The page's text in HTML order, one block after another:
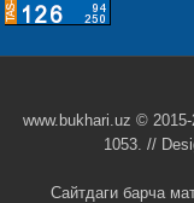
www.bukhari.uz ©
1053. //
Сайтдаги барча